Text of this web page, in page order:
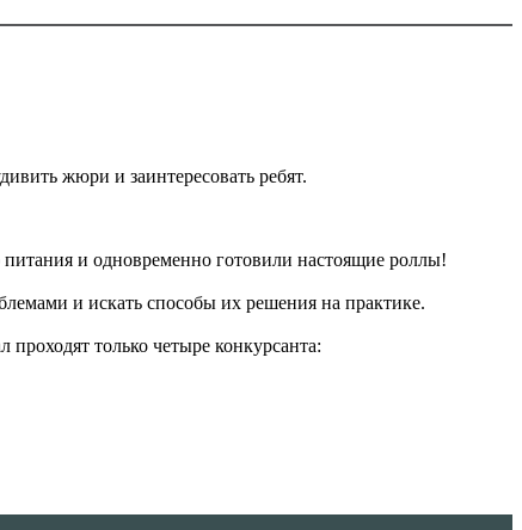
жюри и заинтересовать ребят.
и одновременно готовили настоящие роллы!
и искать способы их решения на практике.
только четыре конкурсанта: